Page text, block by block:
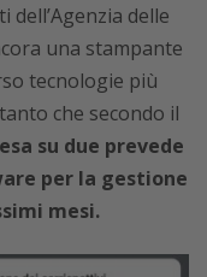
dell’Agenzia delle
una stampante
tecnologie più
che secondo il
su due prevede
per la gestione
mesi.